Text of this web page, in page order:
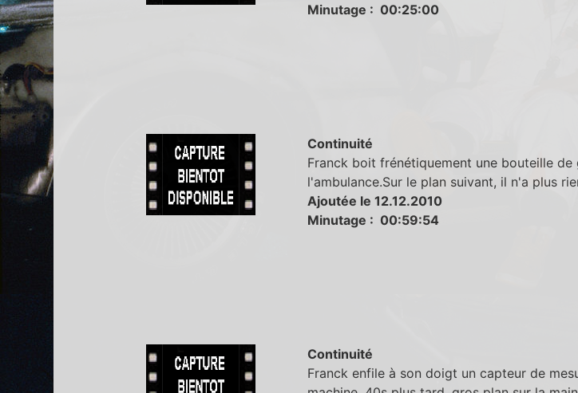
Minutage : 00:25:00
Continuité
Franck boit frénétiquement une bouteille de
l'ambulance.Sur le plan suivant, il n'a plus
Ajoutée le 12.12.2010
Minutage : 00:59:54
Continuité
Franck enfile à son doigt un capteur de